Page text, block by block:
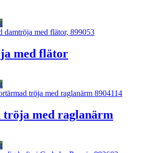
med flätor
med raglanärm